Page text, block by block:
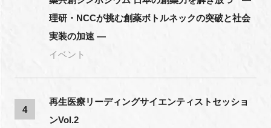
理研・NCCが挑む創薬ボトルネックの突破と社会
実装の加速 ―
イベント
4
再生医療リーディングサイエンティストセッショ
ンVol.2